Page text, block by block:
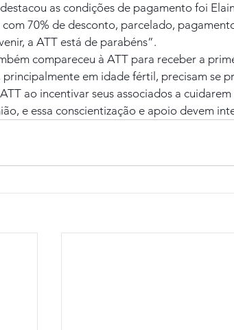
as condições de pagamento foi
70% de desconto, parcelado,
a ATT está de parabéns”.
compareceu à ATT para receber a
principalmente em idade fértil, precisam se
ao incentivar seus associados a
e essa conscientização e apoio devem